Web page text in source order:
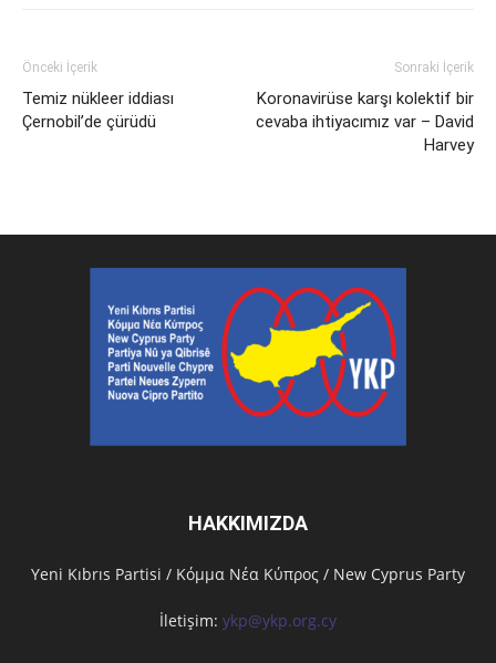
Önceki İçerik
Temiz nükleer iddiası
Çernobil’de çürüdü
Sonraki İçerik
Koronavirüse karşı kolektif bir
cevaba ihtiyacımız var – David
Harvey
HAKKIMIZDA
Υeni Kıbrıs Partisi / Κόμμα Νέα Κύπρος / New Cyprus Party
İletişim: ykp@ykp.org.cy